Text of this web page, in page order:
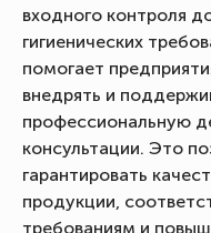
входного контроля
гигиенических
помогает
внедрять и
профессиональную
консультации. Это
гарантировать
продукции,
требованиям и